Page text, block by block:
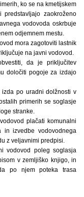
ko se na kmetijskem
zaokroženo
vodovoda oskrbuje
odjemnem mestu.
mora zagotoviti lastnik
na javni vodovod.
da je priključitev
določiti pogoje za izdajo
po uradni dolžnosti v
primerih se soglasje
stranke.
plačati komunalni
in izvedbe vodovodnega
z veljavnimi predpisi.
vodovod poleg soglasja
v zemljiško knjigo, in
po njem poteka trasa